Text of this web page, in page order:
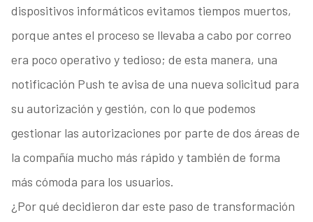
dispositivos informáticos evitamos tiempos muertos,
porque antes el proceso se llevaba a cabo por correo
era poco operativo y tedioso; de esta manera, una
notificación Push te avisa de una nueva solicitud para
su autorización y gestión, con lo que podemos
gestionar las autorizaciones por parte de dos áreas de
la compañía mucho más rápido y también de forma
más cómoda para los usuarios.
¿Por qué decidieron dar este paso de transformación